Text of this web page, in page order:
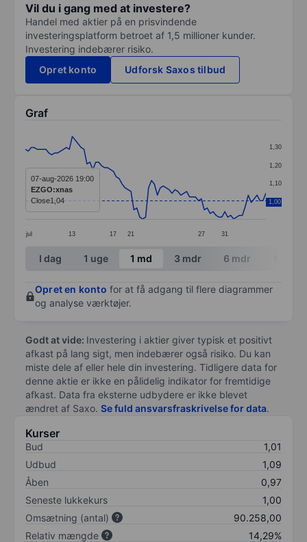
Vil du i gang med at investere?
Handel med aktier på en prisvindende
investeringsplatform betroet af 1,5 millioner kunder.
Investering indebærer risiko.
Opret konto
Udforsk Saxos tilbud
Graf
Line chart with 83 data points.
The chart has 1 X axis displaying categories.
The chart has 1 Y axis displaying values. Data
jul 13 17 21 27 31
1,00
1,10
1,20
1,30
1,00
07-aug-2026 19:00
EZGO:xnas
Close1,04
End of interactive chart.
I dag 1 uge 1 md 3 mdr 6 mdr
Opret en konto for at få adgang til flere diagrammer
og analyse værktøjer.
Godt at vide: Investering i aktier giver typisk et positivt
afkast på lang sigt, men indebærer også risiko. Du kan
miste dele af eller hele din investering. Tidligere data for
denne aktie er ikke en pålidelig indikator for fremtidige
afkast. Data fra eksterne udbydere er ikke blevet
ændret af Saxo. Se fuld ansvarsfraskrivelse for data.
Kurser
Bud
1,01
Udbud
1,09
Åben
0,97
Seneste lukkekurs
1,00
Omsætning (antal)
90.258,00
Relativ mængde
14,29%